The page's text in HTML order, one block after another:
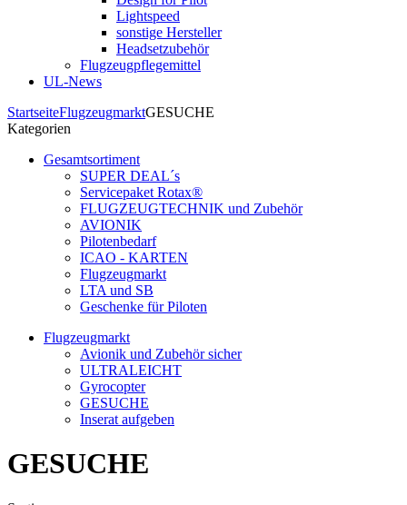
Lightspeed
sonstige Hersteller
Headsetzubehör
Flugzeugpflegemittel
UL-News
StartseiteFlugzeugmarktGESUCHE
Kategorien
Gesamtsortiment
SUPER DEAL´s
Servicepaket Rotax®
FLUGZEUGTECHNIK und Zubehör
AVIONIK
Pilotenbedarf
ICAO - KARTEN
Flugzeugmarkt
LTA und SB
Geschenke für Piloten
Flugzeugmarkt
Avionik und Zubehör sicher
ULTRALEICHT
Gyrocopter
GESUCHE
Inserat aufgeben
GESUCHE